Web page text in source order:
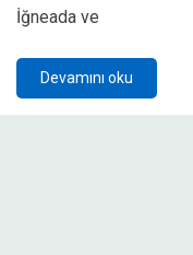
İğneada ve
Devamını oku